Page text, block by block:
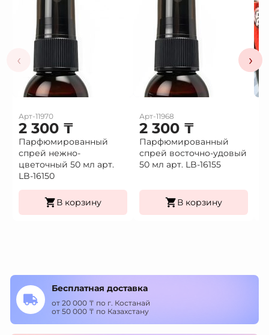
‹
Арт-11970
2 300 ₸
Парфюмированный
спрей нежно-
цветочный 50 мл арт.
LB-16150
В корзину
Арт-11968
2 300 ₸
Парфюмированный
спрей восточно-удовый
50 мл арт. LB-16155
В корзину
›
Бесплатная доставка
от 20 000 ₸ по г. Костанай
от 50 000 ₸ по Казахстану